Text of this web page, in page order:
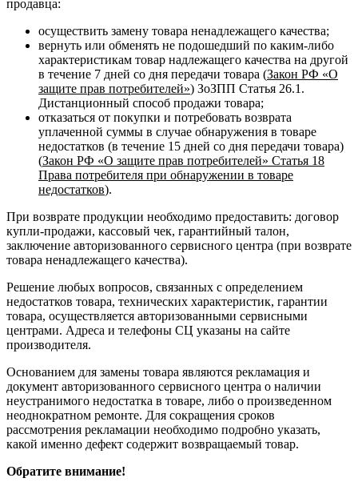
продавца:
осуществить замену товара ненадлежащего качества;
вернуть или обменять не подошедший по каким-либо
характеристикам товар надлежащего качества на другой
в течение 7 дней со дня передачи товара (Закон РФ «О
защите прав потребителей») ЗоЗПП Статья 26.1.
Дистанционный способ продажи товара;
отказаться от покупки и потребовать возврата
уплаченной суммы в случае обнаружения в товаре
недостатков (в течение 15 дней со дня передачи товара)
(Закон РФ «О защите прав потребителей» Статья 18
Права потребителя при обнаружении в товаре
недостатков).
При возврате продукции необходимо предоставить: договор
купли-продажи, кассовый чек, гарантийный талон,
заключение авторизованного сервисного центра (при возврате
товара ненадлежащего качества).
Решение любых вопросов, связанных с определением
недостатков товара, технических характеристик, гарантии
товара, осуществляется авторизованными сервисными
центрами. Адреса и телефоны СЦ указаны на сайте
производителя.
Основанием для замены товара являются рекламация и
документ авторизованного сервисного центра о наличии
неустранимого недостатка в товаре, либо о произведенном
неоднократном ремонте. Для сокращения сроков
рассмотрения рекламации необходимо подробно указать,
какой именно дефект содержит возвращаемый товар.
Обратите внимание!